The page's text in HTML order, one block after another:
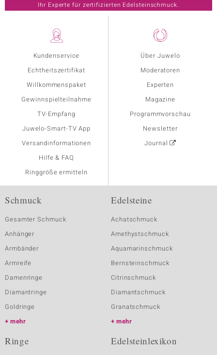
Kundenservice
Echtheitszertifikat
Willkommenspaket
Gewinnspielteilnahme
TV-Empfang
Juwelo-Smart-TV App
Versandinformationen
Hilfe & FAQ
Ringgröße ermitteln
Über Juwelo
Moderatoren
Experten
Magazine
Programmvorschau
Newsletter
Journal
Ihr Experte für zertifizierten Edelsteinschmuck.
Schmuck
Gesamter Schmuck
Anhänger
Armbänder
Armreife
Damenringe
Diamantringe
Goldringe
mehr
Edelsteine
Achatschmuck
Amethystschmuck
Aquamarinschmuck
Bernsteinschmuck
Citrinschmuck
Diamantschmuck
Granatschmuck
mehr
Ringe Edelsteinlexikon